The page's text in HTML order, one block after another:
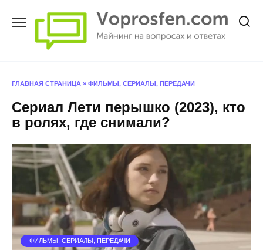
ГЛАВНАЯ СТРАНИЦА » ФИЛЬМЫ, СЕРИАЛЫ, ПЕРЕДАЧИ
Сериал Лети перышко (2023), кто
в ролях, где снимали?
ФИЛЬМЫ, СЕРИАЛЫ, ПЕРЕДАЧИ